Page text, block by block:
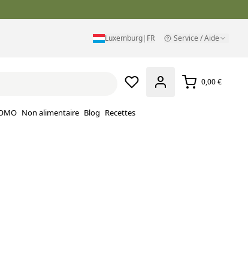
Luxemburg| FR Service / Aide
0,00 €
Non alimentaire Blog Recettes